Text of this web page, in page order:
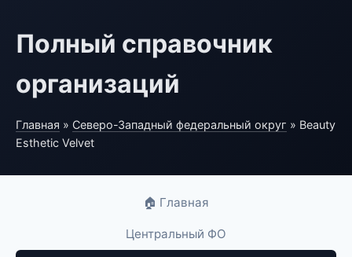
Полный справочник
организаций
Главная » Северо-Западный федеральный округ » Beauty
Esthetic Velvet
🏠 Главная
Центральный ФО